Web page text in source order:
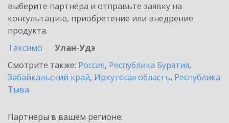
выберите партнёра и отправьте заявку на
консультацию, приобретение или внедрение
продукта.
Таксимо
Улан-Удэ
Смотрите также: Россия, Республика Бурятия,
Забайкальский край, Иркутская область, Республика
Тыва
Партнеры в вашем регионе: